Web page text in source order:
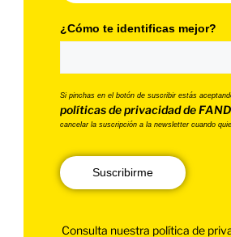
¿Cómo te identificas mejor?
Si pinchas en el botón de suscribir estás
políticas de privacidad de
cancelar la suscripción a la newsletter cuando
Suscribirme
Consulta nuestra política de